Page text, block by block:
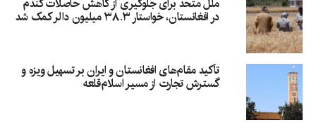
در افغانستان، خواستار ۳۸.۳ میلیون دالر کمک شد
تأکید مقام‌های افغانستان و ایران بر تسهیل ویزه و
گسترش تجارت از مسیر اسلام‌قلعه